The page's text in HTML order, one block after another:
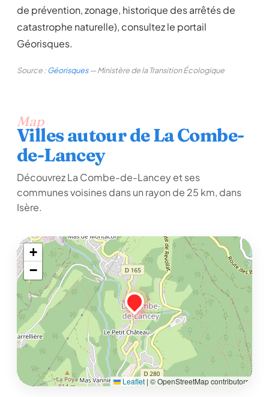
de prévention, zonage, historique des arrêtés de
catastrophe naturelle), consultez le portail
Géorisques.
Source :Géorisques— Ministère de la Transition Écologique
Map
Villes autour de La Combe-
de-Lancey
Découvrez La Combe-de-Lancey et ses
communes voisines dans un rayon de 25 km, dans
Isère.
+
−
Leaflet |© OpenStreetMap contributors